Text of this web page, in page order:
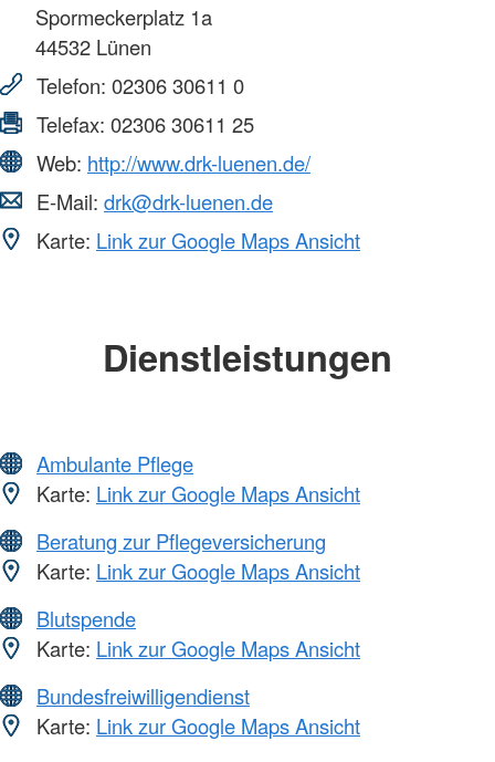
Spormeckerplatz 1a
44532 Lünen
Telefon: 02306 30611 0
Telefax: 02306 30611 25
Web: http://www.drk-luenen.de/
E-Mail: drk@drk-luenen.de
Karte: Link zur Google Maps Ansicht
Dienstleistungen
Ambulante Pflege
Karte: Link zur Google Maps Ansicht
Beratung zur Pflegeversicherung
Karte: Link zur Google Maps Ansicht
Blutspende
Karte: Link zur Google Maps Ansicht
Bundesfreiwilligendienst
Karte: Link zur Google Maps Ansicht